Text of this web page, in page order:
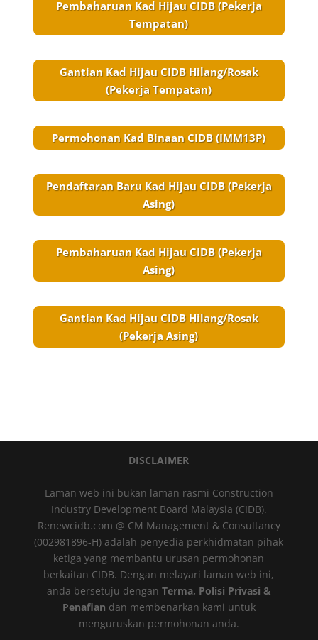
Pembaharuan Kad Hijau CIDB (Pekerja
Tempatan)
Gantian Kad Hijau CIDB Hilang/Rosak
(Pekerja Tempatan)
Permohonan Kad Binaan CIDB (IMM13P)
Pendaftaran Baru Kad Hijau CIDB (Pekerja
Asing)
Pembaharuan Kad Hijau CIDB (Pekerja
Asing)
Gantian Kad Hijau CIDB Hilang/Rosak
(Pekerja Asing)
DISCLAIMER
Laman web ini bukan laman rasmi Construction
Industry Development Board Malaysia (CIDB).
Renewcidb.com @ CM Management & Consultancy
(002981896-H) adalah penyedia perkhidmatan pihak
ketiga yang membantu urusan permohonan
berkaitan CIDB. Dengan melayari laman web ini,
anda bersetuju dengan Terma, Polisi Privasi &
Penafian dan membenarkan kami untuk
menguruskan permohonan anda.